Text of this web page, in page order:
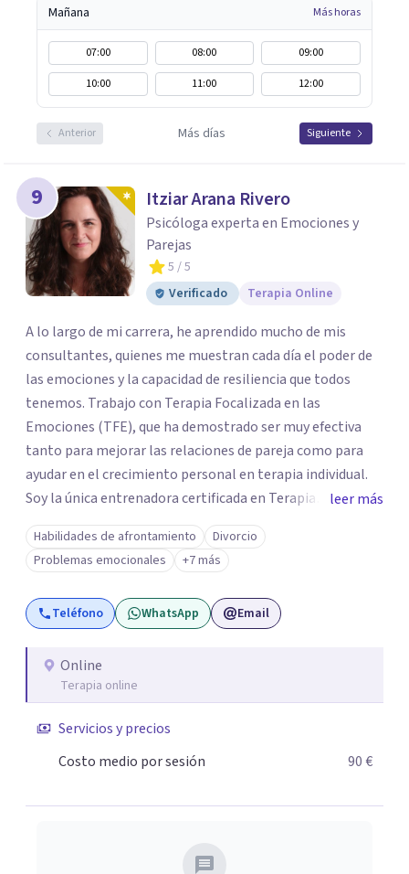
Mañana Más horas
07:00 08:00
09:00
10:00
11:00 12:00
Anterior Más días Siguiente
9 Itziar Arana Rivero
Psicóloga experta en Emociones y
Parejas
5 / 5
Verificado
Terapia Online
A lo largo de mi carrera, he aprendido mucho de mis
consultantes, quienes me muestran cada día el poder de
las emociones y la capacidad de resiliencia que todos
tenemos. Trabajo con Terapia Focalizada en las
Emociones (TFE), que ha demostrado ser muy efectiva
tanto para mejorar las relaciones de pareja como para
ayudar en el crecimiento personal en terapia individual.
Soy la única entrenadora certificada en Terapia
Focalizada en las Emociones (TFE) en España, además de
supervisora y terapeuta certificada. La TFE ha
demostrado una mejora significativa en las relaciones,
con un 70-75% de éxito y felicidad duradera. Este enfoque
también transforma la vida en terapia individual,
emocional. Desde que me gradué en Psicología en 2002,
siempre he estado en constante aprendizaje y
Máster en Terapia Cognitivo-Conductual y otro en
Psicodrama, profundizando en la mente humana y las
ofrecerte un espacio de confianza donde podamos
relaciones. Estoy aquí para acompañarte en ese proceso.
leer más
Habilidades de afrontamiento
Divorcio
Problemas emocionales
+7 más
Teléfono WhatsApp Email
Online
Terapia online
Servicios y precios
Costo medio por sesión
90 €